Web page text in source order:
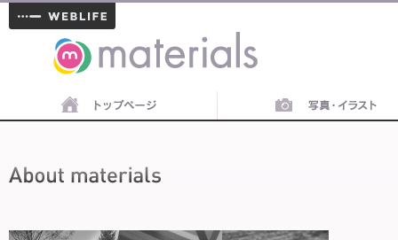
materials